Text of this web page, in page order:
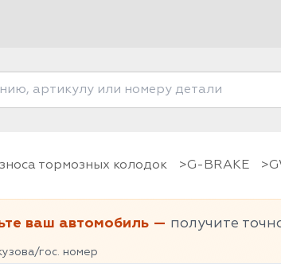
тормозных колодок G-BRAKE
ваш автомобиль — получите
гос. номер